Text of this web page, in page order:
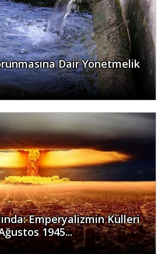
Dair Yönetmelik
Emperyalizmin Külleri
1945...